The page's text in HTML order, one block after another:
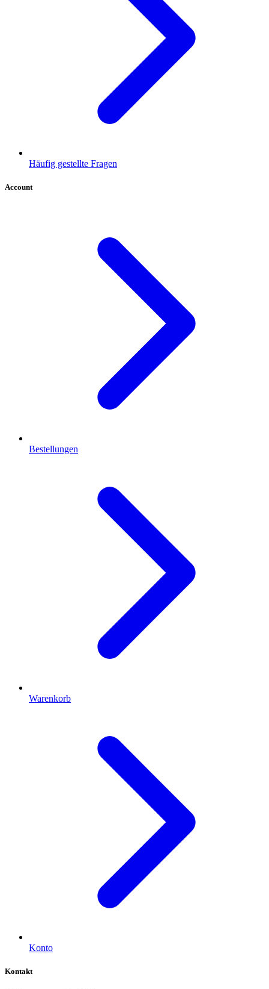
Häufig gestellte Fragen
Account
Bestellungen
Warenkorb
Konto
Kontakt